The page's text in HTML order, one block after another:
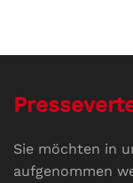
Sie möchten in
aufgenommen